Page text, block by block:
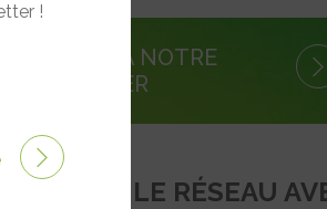
S'INSCRIRE À NOTRE
NEWSLETTER
LE RÉSEAU
!